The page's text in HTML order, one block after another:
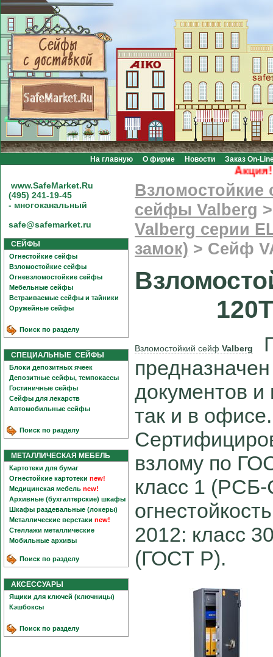
На главную О фирме Новости Заказ On-
Акция!
www.SafeMarket.Ru
(495) 241-19-45
- многоканальный
safe@safemarket.ru
СЕЙФЫ
Огнестойкие сейфы
Взломостойкие сейфы
Огневзломостойкие сейфы
Мебельные сейфы
Встраиваемые сейфы и тайники
Оружейные сейфы
Поиск по разделу
СПЕЦИАЛЬНЫЕ СЕЙФЫ
Блоки депозитных ячеек
Депозитные сейфы, темпокассы
Гостиничные сейфы
Сейфы для лекарств
Автомобильные сейфы
Поиск по разделу
МЕТАЛЛИЧЕСКАЯ МЕБЕЛЬ
Картотеки для бумаг
Огнестойкие картотеки new!
Медицинская мебель new!
Архивные (бухгалтерские) шкафы
Шкафы раздевальные (локеры)
Металлические верстаки new!
Стеллажи металлические
Мобильные архивы
Поиск по разделу
АКСЕССУАРЫ
Ящики для ключей (ключницы)
Кэшбоксы
Поиск по разделу
сейфы Valberg
Valberg серии
замок) > Сейф
Взломостойкий сейф Valberg
документов и
так и в офисе.
взлому по
класс 1
2012: класс
(ГОСТ Р).